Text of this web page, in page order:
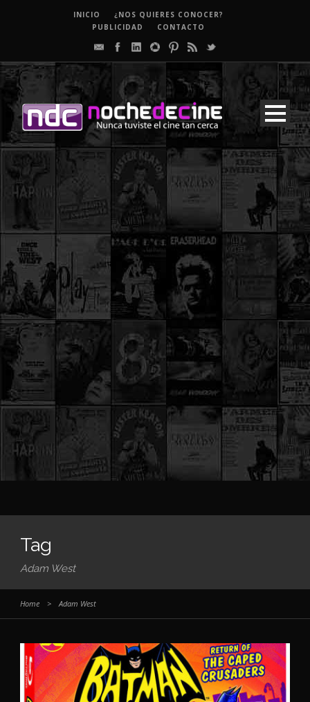
INICIO
¿NOS QUIERES CONOCER?
PUBLICIDAD
CONTACTO
Tag
Adam West
Home > Adam West